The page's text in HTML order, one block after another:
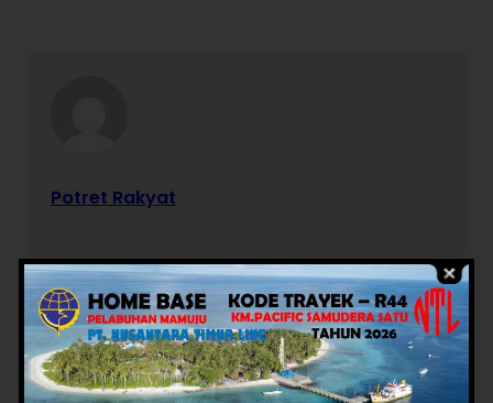
Potret Rakyat
Berita Terkait
AdvertorialDaerah
NewsPemerintahan
Polewali Mandar
Advertorial
Daerah
Mamuju
News
Pemerintahan